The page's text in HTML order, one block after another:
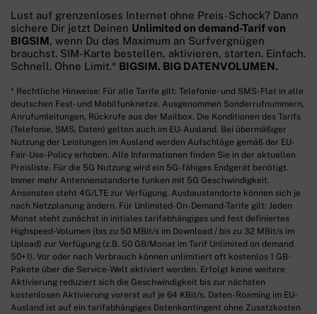
Lust auf grenzenloses Internet ohne Preis-Schock? Dann
sichere Dir jetzt Deinen Unlimited on demand-Tarif von
BIGSIM, wenn Du das Maximum an Surfvergnügen
brauchst. SIM-Karte bestellen, aktivieren, starten. Einfach.
Schnell. Ohne Limit.* BIGSIM. BIG DATENVOLUMEN.
* Rechtliche Hinweise: Für alle Tarife gilt: Telefonie- und SMS-Flat in alle
deutschen Fest- und Mobilfunknetze. Ausgenommen Sonderrufnummern,
Anrufumleitungen, Rückrufe aus der Mailbox. Die Konditionen des Tarifs
(Telefonie, SMS, Daten) gelten auch im EU-Ausland. Bei übermäßiger
Nutzung der Leistungen im Ausland werden Aufschläge gemäß der EU-
Fair-Use-Policy erhoben. Alle Informationen finden Sie in der aktuellen
Preisliste. Für die 5G Nutzung wird ein 5G-fähiges Endgerät benötigt.
Immer mehr Antennenstandorte funken mit 5G Geschwindigkeit.
Ansonsten steht 4G/LTE zur Verfügung. Ausbaustandorte können sich je
nach Netzplanung ändern. Für Unlimited-On-Demand-Tarife gilt: Jeden
Monat steht zunächst in initiales tarifabhängiges und fest definiertes
Highspeed-Volumen (bis zu 50 MBit/s im Download / bis zu 32 MBit/s im
Upload) zur Verfügung (z.B. 50 GB/Monat im Tarif Unlimited on demand
50+1). Vor oder nach Verbrauch können unlimitiert oft kostenlos 1 GB-
Pakete über die Service-Welt aktiviert werden. Erfolgt keine weitere
Aktivierung reduziert sich die Geschwindigkeit bis zur nächsten
kostenlosen Aktivierung vorerst auf je 64 KBit/s. Daten-Roaming im EU-
Ausland ist auf ein tarifabhängiges Datenkontingent ohne Zusatzkosten